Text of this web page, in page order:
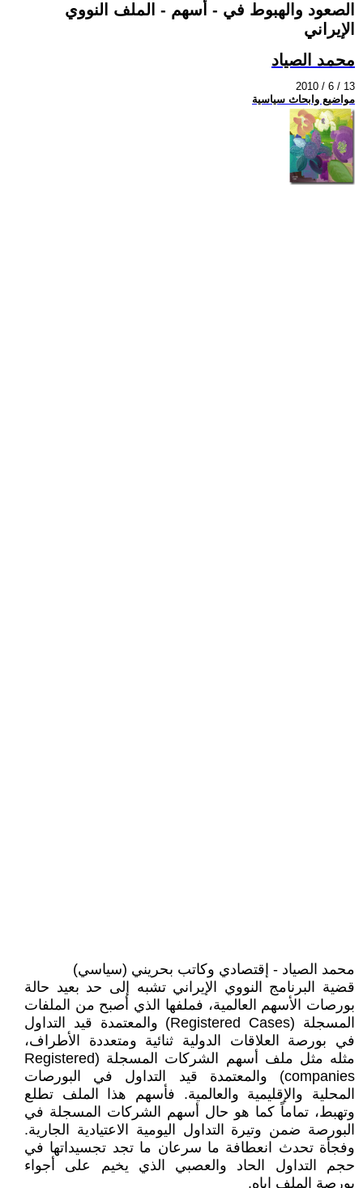
الصعود والهبوط في‮ - ‬أسهم ‮- ‬الملف النووي‮
‬الإيراني
محمد الصياد
2010 / 6 / 13
مواضيع وابحاث سياسية
محمد الصياد - إقتصادي وكاتب بحريني (سياسي)
قضية البرنامج النووي الإيراني تشبه إلى حد بعيد حالة
بورصات الأسهم العالمية، فملفها الذي أصبح من الملفات
المسجلة (Registered Cases) والمعتمدة قيد التداول
في بورصة العلاقات الدولية ثنائية ومتعددة الأطراف،
مثله مثل ملف أسهم الشركات المسجلة (Registered
companies) والمعتمدة قيد التداول في البورصات
المحلية والإقليمية والعالمية. فأسهم هذا الملف تطلع
وتهبط، تماماً كما هو حال أسهم الشركات المسجلة في
البورصة ضمن وتيرة التداول اليومية الاعتيادية الجارية.
وفجأة تحدث انعطافة ما سرعان ما تجد تجسيداتها في
حجم التداول الحاد والعصبي الذي يخيم على أجواء
بورصة الملف إياه.